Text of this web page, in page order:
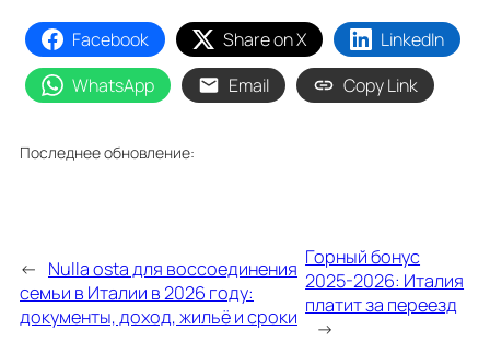
Facebook Share on X
LinkedIn
WhatsApp
Email Copy Link
Последнее обновление:
← Nulla osta для воссоединения
семьи в Италии в 2026 году:
документы, доход, жильё и сроки
Горный бонус
2025-2026: Италия
платит за переезд
→